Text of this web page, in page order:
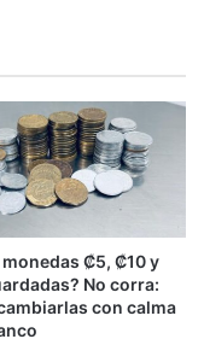
monedas ₡5, ₡10 y
No corra:
con calma